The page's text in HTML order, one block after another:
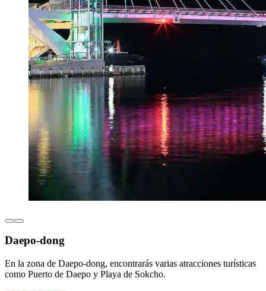
Daepo-dong
En la zona de Daepo-dong, encontrarás varias atracciones turísticas
como Puerto de Daepo y Playa de Sokcho.